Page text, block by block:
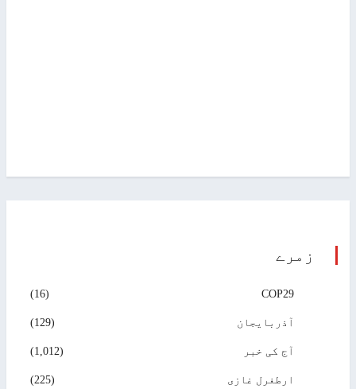
زمرے
COP29
(16)
آذربایجان (129)
آج کی خبر (1,012)
ارطغرل غازی (225)